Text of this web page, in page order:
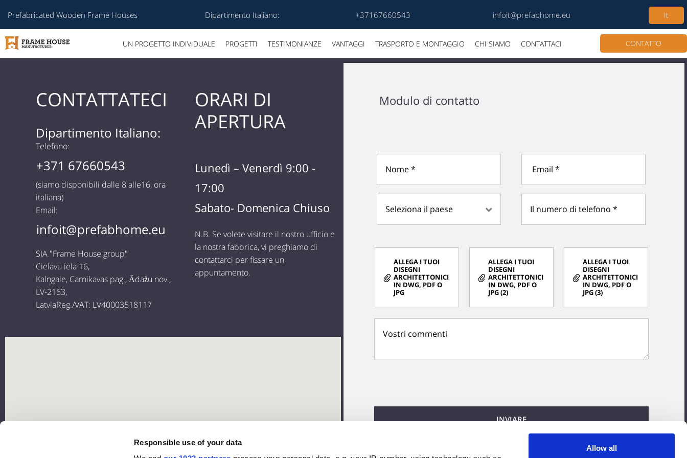
Responsible use of your data
Allow all
Prefabricated Wooden Frame Houses Dipartimento Italiano: +37167660543 infoit@prefabhome.eu It
UN PROGETTO INDIVIDUALE PROGETTI TESTIMONIANZE VANTAGGI TRASPORTO E MONTAGGIO CHI SIAMO CONTATTACI CONTATTO
CONTATTATECI
Dipartimento Italiano:
Telefono:
+371 67660543
(siamo disponibili dalle 8 alle16, ora
italiana)
Email:
infoit@prefabhome.eu
SIA "Frame House group"
Cielavu iela 16,
Kalngale, Carnikavas pag., Ādažu nov.,
LV-2163,
LatviaReg./VAT: LV40003518117
ORARI DI
APERTURA
Lunedì – Venerdì 9:00 -
17:00
Sabato- Domenica Chiuso
N.B. Se volete visitare il nostro ufficio e
la nostra fabbrica, vi preghiamo di
contattarci per fissare un
appuntamento.
Modulo di contatto
Seleziona il paese
ALLEGA I TUOI
DISEGNI
ARCHITETTONICI
IN DWG, PDF O
JPG
ALLEGA I TUOI
DISEGNI
ARCHITETTONICI
IN DWG, PDF O
JPG (2)
ALLEGA I TUOI
DISEGNI
ARCHITETTONICI
IN DWG, PDF O
JPG (3)
INVIARE